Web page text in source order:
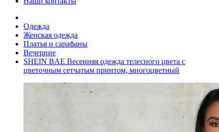
Одежда
Женская одежда
Платья и сарафаны
Вечерние
SHEIN BAE Весенняя одежда телесного цвета с
цветочным сетчатым принтом, многоцветный